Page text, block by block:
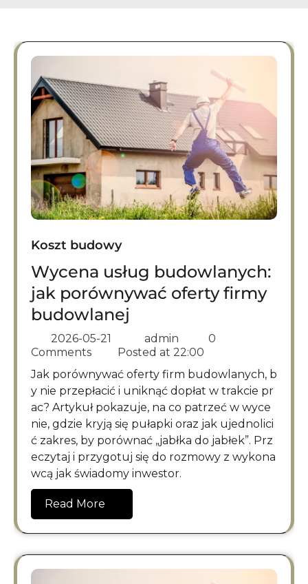
Koszt budowy
Wycena usług budowlanych:
jak porównywać oferty firmy
budowlanej
2026-05-21 admin
0
Comments
Posted at 22:00
Jak porównywać oferty firm budowlanych, b
y nie przepłacić i uniknąć dopłat w trakcie pr
ac? Artykuł pokazuje, na co patrzeć w wyce
nie, gdzie kryją się pułapki oraz jak ujednolici
ć zakres, by porównać „jabłka do jabłek”. Prz
eczytaj i przygotuj się do rozmowy z wykona
wcą jak świadomy inwestor.
Read More